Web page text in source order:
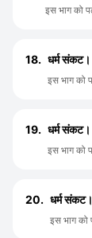
इस भाग को
18. धर्म संकट।
इस भाग को
19. धर्म संकट।
इस भाग को
20. धर्म
इस भाग को